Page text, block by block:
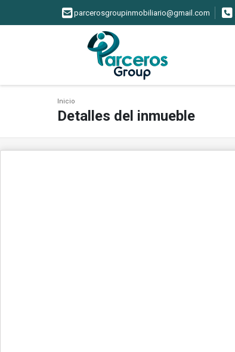
parcerosgroupinmobiliario@gmail.com
Inicio
Detalles del inmueble